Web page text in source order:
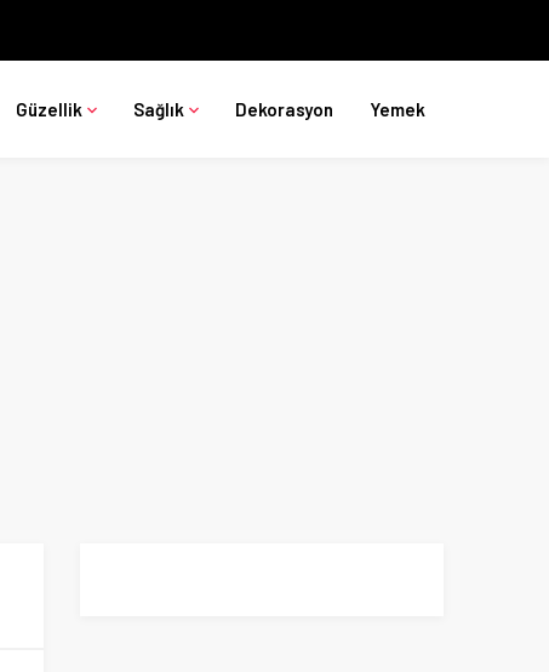
Güzellik Sağlık Dekorasyon Yemek